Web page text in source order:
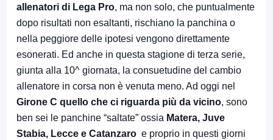
allenatori di Lega Pro, ma non solo, che puntualmente
dopo risultati non esaltanti, rischiano la panchina o
nella peggiore delle ipotesi vengono direttamente
esonerati. Ed anche in questa stagione di terza serie,
giunta alla 10^ giornata, la consuetudine del cambio
allenatore in corsa non è venuta meno. Ad oggi nel
Girone C quello che ci riguarda più da vicino, sono
ben sei le panchine “saltate” ossia Matera, Juve
Stabia, Lecce e Catanzaro e proprio in questi giorni